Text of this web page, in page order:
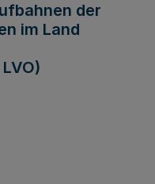
der
im Land